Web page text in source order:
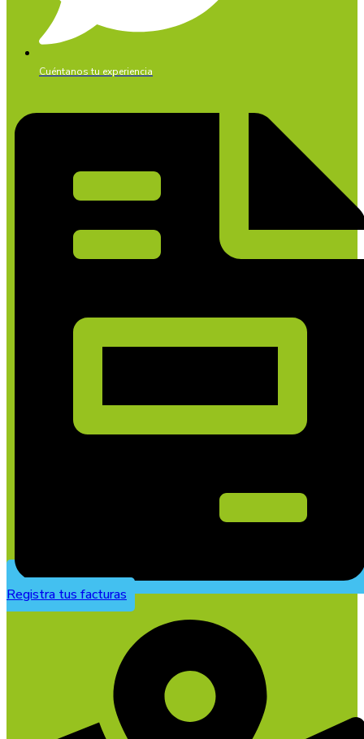
Cuéntanos tu experiencia
Registra tus facturas